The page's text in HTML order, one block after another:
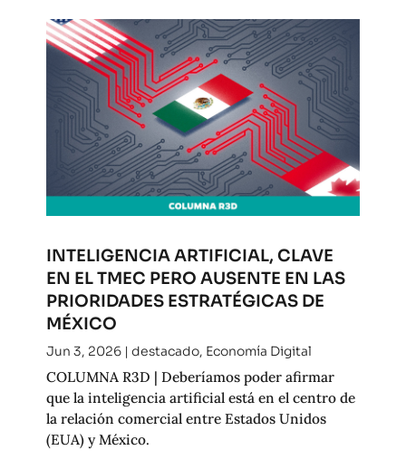
INTELIGENCIA ARTIFICIAL, CLAVE
EN EL TMEC PERO AUSENTE EN LAS
PRIORIDADES ESTRATÉGICAS DE
MÉXICO
Jun 3, 2026| destacado, Economía Digital
COLUMNA R3D | Deberíamos poder afirmar
que la inteligencia artificial está en el centro de
la relación comercial entre Estados Unidos
(EUA) y México.